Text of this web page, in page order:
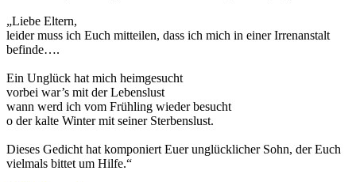
„Liebe Eltern,
leider muss ich Euch mitteilen, dass ich mich in einer Irrenanstalt
befinde….
Ein Unglück hat mich heimgesucht
vorbei war’s mit der Lebenslust
wann werd ich vom Frühling wieder besucht
o der kalte Winter mit seiner Sterbenslust.
Dieses Gedicht hat komponiert Euer unglücklicher Sohn, der Euch
vielmals bittet um Hilfe.“